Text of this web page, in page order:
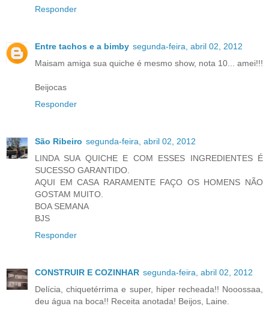
Responder
Entre tachos e a bimby segunda-feira, abril 02, 2012
Maisam amiga sua quiche é mesmo show, nota 10... amei!!!
Beijocas
Responder
São Ribeiro segunda-feira, abril 02, 2012
LINDA SUA QUICHE E COM ESSES INGREDIENTES É
SUCESSO GARANTIDO.
AQUI EM CASA RARAMENTE FAÇO OS HOMENS NÃO
GOSTAM MUITO.
BOA SEMANA
BJS
Responder
CONSTRUIR E COZINHAR segunda-feira, abril 02, 2012
Delícia, chiquetérrima e super, hiper recheada!! Nooossaa,
deu água na boca!! Receita anotada! Beijos, Laine.